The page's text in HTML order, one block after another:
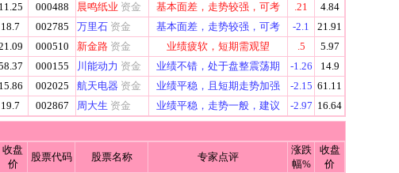
11.25 000488 晨鸣纸业 资金 基本面差，走势较强，可考 .21
4.84
18.7 002785 万里石 资金 基本面差，走势较强，可考 -2.1
21.91
000510 新金路 资金 业绩疲软，短期需观望 .5
5.97
000155 川能动力 资金 业绩不错，处于盘整震荡期 -1.26
14.9
15.86 002025 航天电器 资金 业绩平稳，且短期走势加强 -2.15 61.11
19.7 002867 周大生 资金 业绩平稳，走势一般，建议 -2.97 16.64
收盘
价
股票代码 股票名称 专家点评
涨跌
幅%
收盘
价